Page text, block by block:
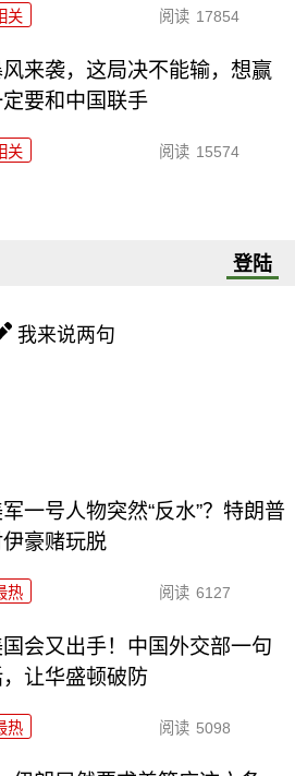
关 阅读 17854
风来袭，这局决不能输，想赢
要和中国联手
关 阅读 15574
登陆
我来说两句
一号人物突然“反水”？特朗普
伊豪赌玩脱
热 阅读 6127
国会又出手！中国外交部一句
让华盛顿破防
热 阅读 5098